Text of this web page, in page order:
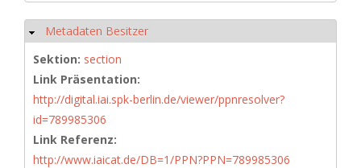
Hide
Metadaten Besitzer
Sektion: section
Link Präsentation:
http://digital.iai.spk-berlin.de/viewer/ppnresolver?
id=789985306
Link Referenz:
http://www.iaicat.de/DB=1/PPN?PPN=789985306